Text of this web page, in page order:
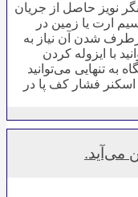
نویز حاصل از جریان
ارت یا زمین در
شدن آن نیاز به
با ایزوله کردن
به تنهایی می‌توانید
اسکنر فشار کف پا در
می‌آید.